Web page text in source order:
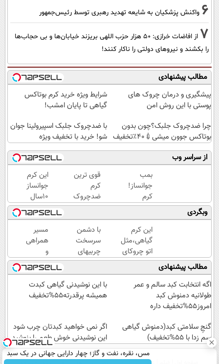
6 واکنش پزشکیان به شایعه تهدید رهبری توسط رئیس‌جمهور
7
از افاضات خرازی: ۵۰ هزار حزب اللهی بریزند خیابان‌ها و بی حجاب‌ها
را بکشند و نیرو‌های دولتی را ناکار کنند!
مطالب پیشنهادی
پیشگیری و درمان چروک های
پوستی با این روش امن
شرایط ویژه خرید کرم بوتاکس
گیاهی تا پایان امشب!
چرا ضدچروک جلبک؟چون بدون
بوتاکس جوون میشی💉۴۰٪تخفیف
با ضدچروک جلبک اسپیرولینا جوان
شو! خرید با تخفیف ویژه
از سراسر وب
بمب
جوانساز!
کرم
بوتاکس
جلبک
اسپیرولینا50%تخفیف
قوی ترین
کرم
ضدچروک
گیاهی!
تحت
لیسانس
آلمان
(40%تخفیف
زمستانی)
این کرم
جوانساز
10سال
سنتو
کم
میکنه
(با
تخفیف
ویژه)
وبگردی
این کرم
گیاهی،مثل
اتو چروکای
پوستتوصاف
میکنه!50%تخفیف
با دشمن
سرسخت
چربیهای
بدن،
ماهی 5
کیلو لاغر
شو
مسیر
همراهی
و
گزارش
عملکرد
گروه
اسنپ
مطالب پیشنهادی
اگه انتخابت کبد سالم و عمر
طولانیه دمنوش کبد
امروز55%تخفیف داره
با این نوشیدنی گیاهی کبدت
همیشه پرقدرته55%تخفیف
گنجِ سلامتی کبد(دمنوش گیاهی
سم زدا با 55%تخفیف)
اگر نمی خواهید کبدتان چرب شود
این نوشیدنی خوش طعم را بنوشید
مس، نقره، نفت و گاز؛ چهار دارایی جهانی در یک سبد